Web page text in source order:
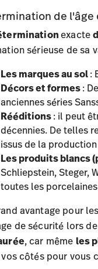
de
exacte
sérieuse de sa
Les marques au sol:
Décors et formes:
anciennes séries
Rééditions: il peut
décennies. De telles
issus de la
Les produits blancs
Schliepstein, Steger,
toutes les
avantage pour
de sécurité lors
, car même les
côtés pour vous